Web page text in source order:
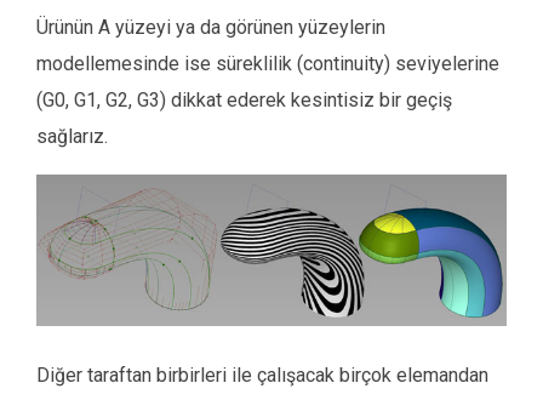
Ürünün A yüzeyi ya da görünen yüzeylerin
modellemesinde ise süreklilik (continuity) seviyelerine
(G0, G1, G2, G3) dikkat ederek kesintisiz bir geçiş
sağlarız.
Diğer taraftan birbirleri ile çalışacak birçok elemandan